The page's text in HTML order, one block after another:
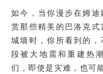
旅
游
攻
略
如今，当你漫步在姆
赏那些精美的巴洛克
城墙时，你所看到的
段被大地震和重建热
们，即使是灾难，也可